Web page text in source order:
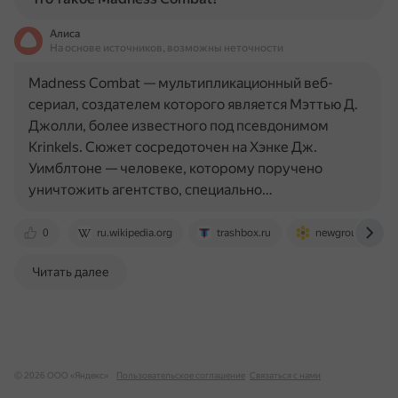
Алиса
На основе источников, возможны неточности
0 ru.wikipedia.org trashbox.ru
Madness Combat — мультипликационный веб-
сериал, создателем которого является Мэттью Д.
Джолли, более известного под псевдонимом
Krinkels. Сюжет сосредоточен на Хэнке Дж.
Уимблтоне — человеке, которому поручено
уничтожить агентство, специально…
Читать далее
© 2026 ООО «Яндекс» Пользовательское соглашение Связаться с нами